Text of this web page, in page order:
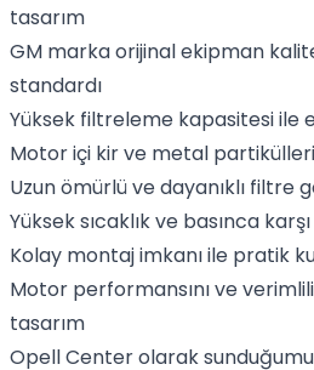
tasarım
GM marka orijinal ekipman
standardı
Yüksek filtreleme kapasitesi ile
Motor içi kir ve metal
Uzun ömürlü ve dayanıklı filtre
Yüksek sıcaklık ve basınca
Kolay montaj imkanı ile pratik
Motor performansını ve
tasarım
Opell Center olarak